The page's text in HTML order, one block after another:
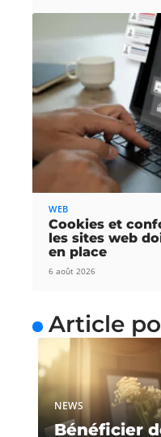
WEB
Cookies et
les sites web
en place
6 août 2026
Article
NEWS
Bénéficier